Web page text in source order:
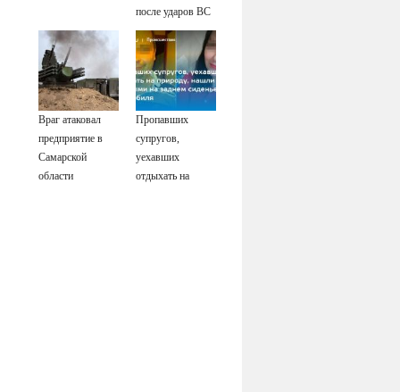
после ударов ВС
России
Враг атаковал
предприятие в
Самарской
области
Пропавших
супругов,
уехавших
отдыхать на